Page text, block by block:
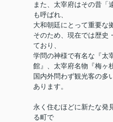
また、太宰府はその昔「
も呼ばれ、
大和朝廷にとって重要な
そのため、現在では歴史
ており、
学問の神様で有名な『太
館』、太宰府名物『梅ヶ
国内外問わず観光客の多
あります。
永く住むほどに新たな発
る町で